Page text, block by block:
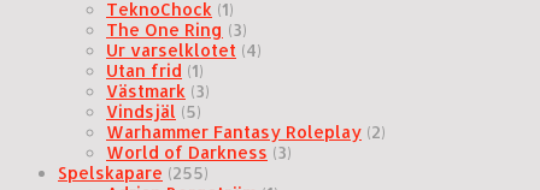
TeknoChock (1)
The One Ring (3)
Ur varselklotet (4)
Utan frid (1)
Västmark (3)
Vindsjäl (5)
Warhammer Fantasy Roleplay (2)
World of Darkness (3)
Spelskapare (255)